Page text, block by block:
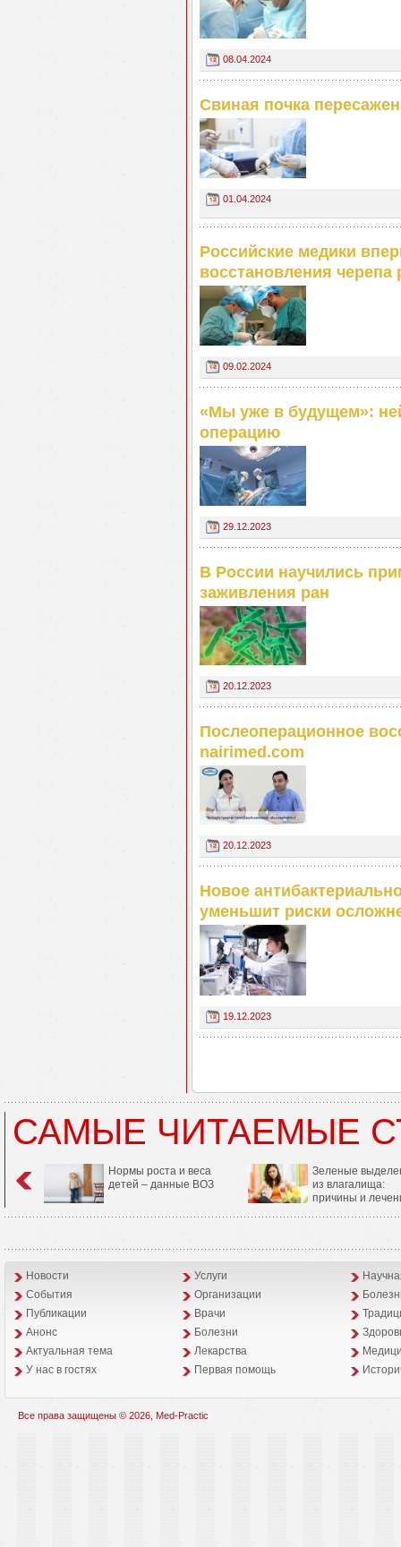
08.04.2024
Свиная почка
01.04.2024
Российские медики
восстановления черепа
09.02.2024
«Мы уже в будущем»:
операцию
29.12.2023
В России научились
заживления ран
20.12.2023
Послеоперационное
nairimed.com
20.12.2023
Новое
уменьшит риски
19.12.2023
САМЫЕ ЧИТАЕМЫЕ
Нормы роста и веса
детей – данные ВОЗ
Зеленые
из влагалища:
причины и
Новости Услуги
События
Организации
Публикации
Врачи
Анонс
Болезни
Aктуальная тема
Лекарства
У нас в гостях
Первая помощь
Все права защищены © 2026, Med-Practic